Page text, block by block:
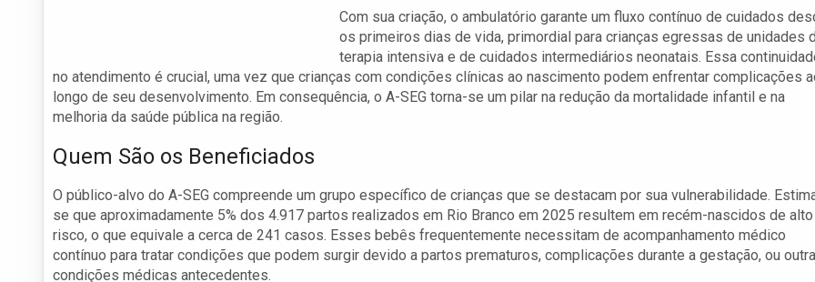
Com sua criação, o ambulatório garante um fluxo contínuo de cuidados
os primeiros dias de vida, primordial para crianças egressas de unidades
terapia intensiva e de cuidados intermediários neonatais. Essa
no atendimento é crucial, uma vez que crianças com condições clínicas ao nascimento podem enfrentar complicações
longo de seu desenvolvimento. Em consequência, o A-SEG torna-se um pilar na redução da mortalidade infantil e na
melhoria da saúde pública na região.
Quem São os Beneficiados
O público-alvo do A-SEG compreende um grupo específico de crianças que se destacam por sua vulnerabilidade.
se que aproximadamente 5% dos 4.917 partos realizados em Rio Branco em 2025 resultem em recém-nascidos de alto
risco, o que equivale a cerca de 241 casos. Esses bebês frequentemente necessitam de acompanhamento médico
contínuo para tratar condições que podem surgir devido a partos prematuros, complicações durante a gestação, ou
condições médicas antecedentes.